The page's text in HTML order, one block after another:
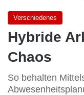
Verschiedenes
Hybride
Chaos
So behalten